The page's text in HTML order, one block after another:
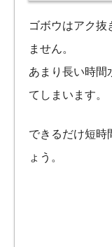
ゴボウはアク抜
ません。
あまり長い時間
てしまいます。
できるだけ短時
ょう。